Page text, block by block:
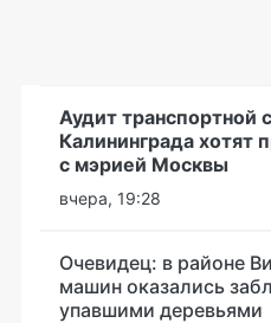
Аудит транспортной
Калининграда хотят
с мэрией Москвы
вчера, 19:28
Очевидец: в районе
машин оказались
упавшими деревьями